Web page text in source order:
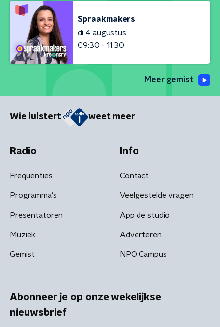
Spraakmakers
di 4 augustus
09:30 - 11:30
Meer gemist
Wie luistert weet meer
Radio
Frequenties
Programma's
Presentatoren
Muziek
Gemist
Info
Contact
Veelgestelde vragen
App de studio
Adverteren
NPO Campus
Abonneer je op onze wekelijkse
nieuwsbrief